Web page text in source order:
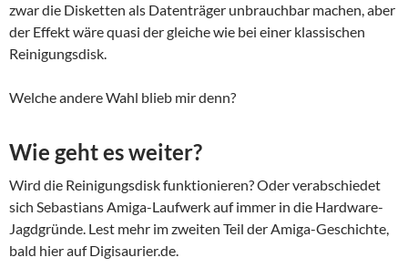
zwar die Disketten als Datenträger unbrauchbar machen, aber
der Effekt wäre quasi der gleiche wie bei einer klassischen
Reinigungsdisk.
Welche andere Wahl blieb mir denn?
Wie geht es weiter?
Wird die Reinigungsdisk funktionieren? Oder verabschiedet
sich Sebastians Amiga-Laufwerk auf immer in die Hardware-
Jagdgründe. Lest mehr im zweiten Teil der Amiga-Geschichte,
bald hier auf Digisaurier.de.